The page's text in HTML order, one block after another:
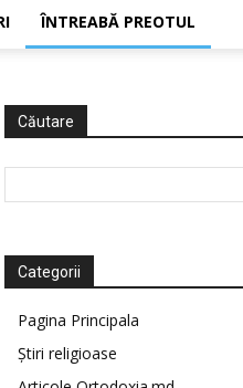
ÎNTREABĂ PREOTUL
Căutare
Categorii
Pagina Principala
Știri religioase